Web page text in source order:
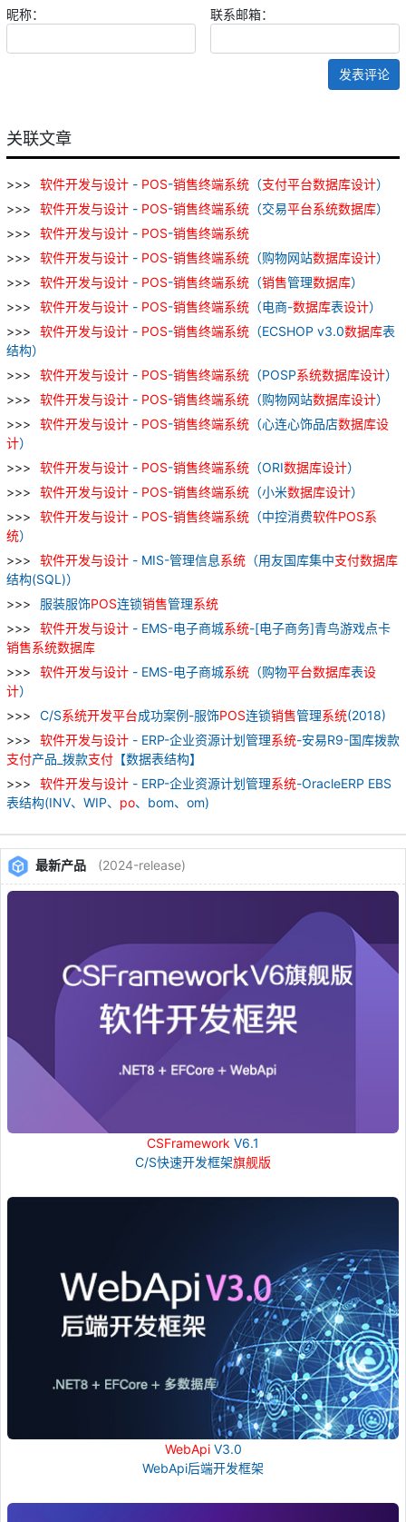
昵称： 联系邮箱：
发表评论
关联文章
软件开发与设计 - POS-销售终端系统 （支付平台数据库设计）
软件开发与设计 - POS-销售终端系统 （交易平台系统数据库）
软件开发与设计 - POS-销售终端系统
软件开发与设计 - POS-销售终端系统 （购物网站数据库设计）
软件开发与设计 - POS-销售终端系统 （销售管理数据库）
软件开发与设计 - POS-销售终端系统 （电商-数据库表设计）
软件开发与设计 - POS-销售终端系统 （ECSHOP v3.0数据库表
结构）
软件开发与设计 - POS-销售终端系统 （POSP系统数据库设计）
软件开发与设计 - POS-销售终端系统 （购物网站数据库设计）
软件开发与设计 - POS-销售终端系统 （心连心饰品店数据库设
计）
软件开发与设计 - POS-销售终端系统 （ORI数据库设计）
软件开发与设计 - POS-销售终端系统 （小米数据库设计）
软件开发与设计 - POS-销售终端系统 （中控消费软件POS系
统）
软件开发与设计 - MIS-管理信息系统 （用友国库集中支付数据库
结构(SQL)）
服装服饰POS连锁销售管理系统
软件开发与设计 - EMS-电子商城系统-[电子商务]青鸟游戏点卡
销售系统数据库
软件开发与设计 - EMS-电子商城系统 （购物平台数据库表设
计）
C/S系统开发平台成功案例-服饰POS连锁销售管理系统(2018)
软件开发与设计 - ERP-企业资源计划管理系统-安易R9-国库拨款
支付产品_拨款支付 【数据表结构】
软件开发与设计 - ERP-企业资源计划管理系统-OracleERP EBS
表结构(INV、WIP、 po、bom、om)
最新产品 (2024-release)
CSFramework V6.1
C/S快速开发框架旗舰版
WebApiV3.0
WebApi后端开发框架